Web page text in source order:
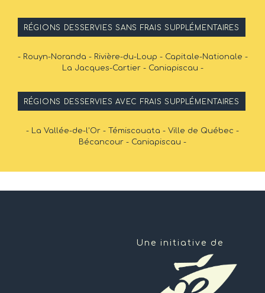
RÉGIONS DESSERVIES SANS FRAIS SUPPLÉMENTAIRES
- Rouyn-Noranda - Rivière-du-Loup - Capitale-Nationale -
La Jacques-Cartier - Caniapiscau -
RÉGIONS DESSERVIES AVEC FRAIS SUPPLÉMENTAIRES
- La Vallée-de-l'Or - Témiscouata - Ville de Québec -
Bécancour - Caniapiscau -
Une initiative de